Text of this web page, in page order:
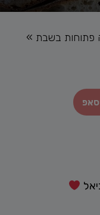
פתוחות בשבת »